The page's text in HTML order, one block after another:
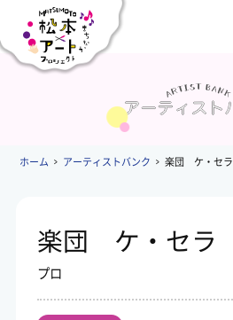
ホーム アーティストバンク 楽団 ケ・セラ
楽団 ケ・セラ
プロ